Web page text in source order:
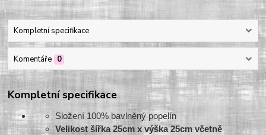
Kompletní specifikace
Komentáře 0
Kompletní specifikace
Složení 100% bavlněný popelín
Velikost šířka 25cm x výška 25cm včetně